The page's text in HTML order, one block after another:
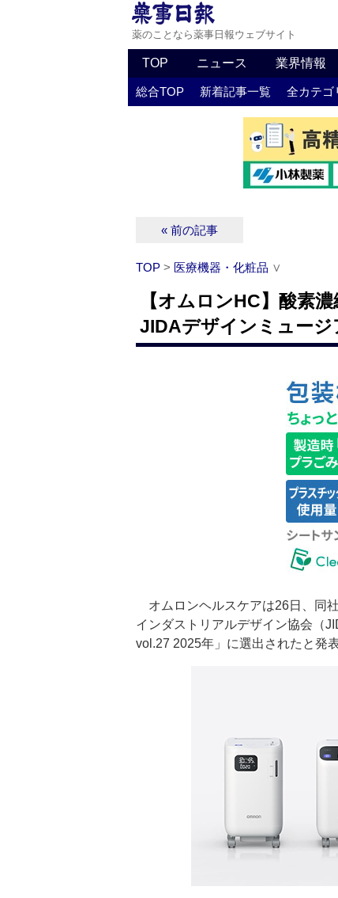
薬のことなら薬事日報ウェブサイト
TOP ニュース 業界情報
総合TOP 新着記事一覧 全カテゴ
« 前の記事
TOP > 医療機器・化粧品 ∨
【オムロンHC】酸素
JIDAデザインミュー
オムロンヘルスケアは26日、同
インダストリアルデザイン協会（
vol.27 2025年」に選出されたと発